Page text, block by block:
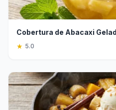
Cobertura de Abacaxi
★ 5.0